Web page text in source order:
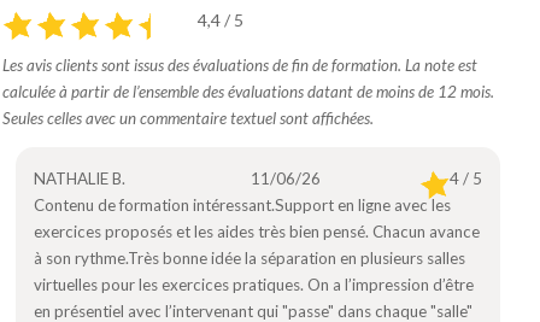
4,4 / 5
Les avis clients sont issus des évaluations de fin de formation. La note est
calculée à partir de l’ensemble des évaluations datant de moins de 12 mois.
Seules celles avec un commentaire textuel sont affichées.
NATHALIE B. 11/06/26
4 / 5
Contenu de formation intéressant.Support en ligne avec les
exercices proposés et les aides très bien pensé. Chacun avance
à son rythme.Très bonne idée la séparation en plusieurs salles
virtuelles pour les exercices pratiques. On a l’impression d’être
en présentiel avec l’intervenant qui "passe" dans chaque "salle"